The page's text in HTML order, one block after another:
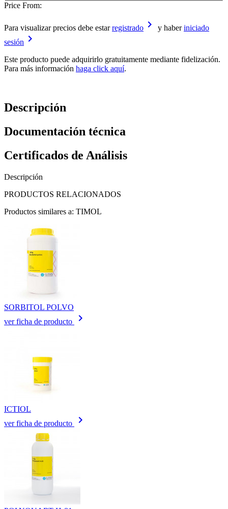
Price From:
Para visualizar precios debe estarregistrado keyboard_arrow_right y haberiniciado
sesión keyboard_arrow_right
Este producto puede adquirirlo gratuitamente mediante fidelización.
Para más información haga click aquí.
Descripción
Documentación técnica
Certificados de Análisis
Descripción
PRODUCTOS RELACIONADOS
Productos similares a: TIMOL
SORBITOL POLVO
ver ficha de producto
keyboard_arrow_right
ICTIOL
ver ficha de producto
keyboard_arrow_right